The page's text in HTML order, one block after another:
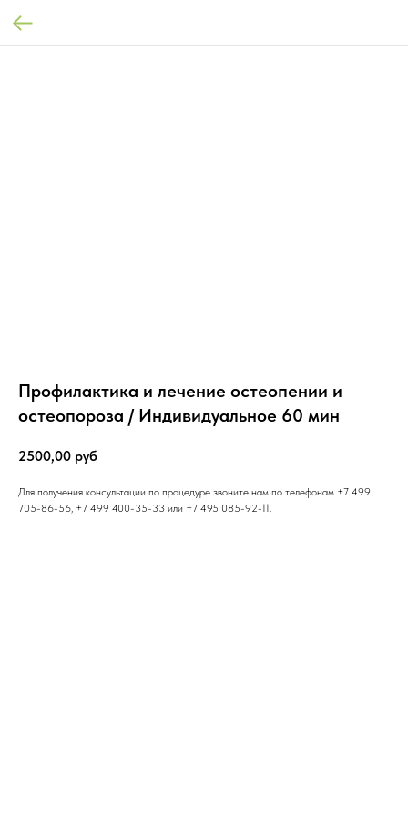
Профилактика и лечение остеопении и
остеопороза / Индивидуальное 60 мин
2500,00 руб
Для получения консультации по процедуре звоните нам по телефонам +7 499
705-86-56, +7 499 400-35-33 или +7 495 085-92-11.